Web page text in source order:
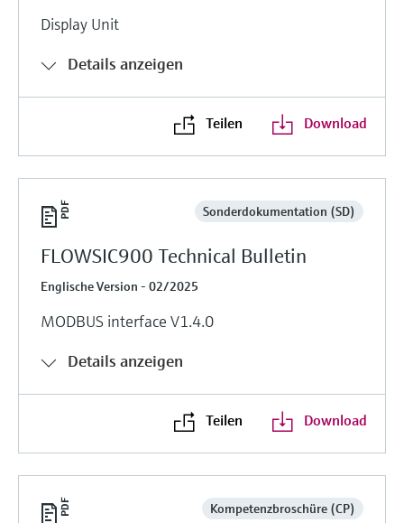
Display Unit
Details anzeigen
Teilen Download
Sonderdokumentation (SD)
FLOWSIC900 Technical Bulletin
Englische Version - 02/2025
MODBUS interface V1.4.0
Details anzeigen
Teilen Download
Kompetenzbroschüre (CP)